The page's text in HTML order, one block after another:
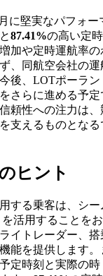
に堅実なパフォー
87.41%の高い定時
加や定時運航率の
、同航空会社の運
後、LOTポーラン
さらに進める予定
頼性への注力は、
支えるものとなる
ヒント
する乗客は、シー
活用することをお
イトレーダー、搭
能を提供します。
定時刻と実際の時